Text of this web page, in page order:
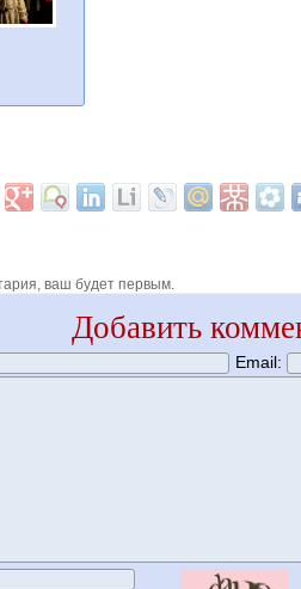
ваш будет первым.
Добавить
Email: